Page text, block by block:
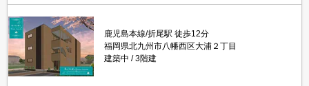
鹿児島本線/折尾駅 徒歩12分
福岡県北九州市八幡西区大浦２丁目
建築中
3階建